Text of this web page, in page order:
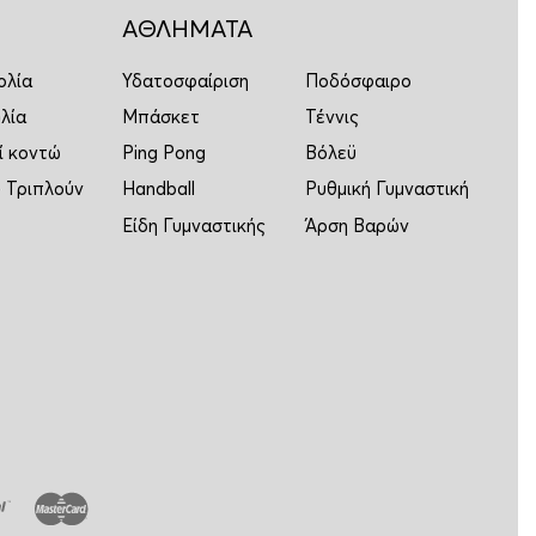
κοντώ
ΑΘΛΗΜΑΤΑ
Υδατοσφαίριση
Ποδόσφαιρο
Μπάσκετ
Τέννις
Ping Pong
Βόλεϋ
Handball
Ρυθμική Γυμναστική
Είδη Γυμναστικής
Άρση Βαρών